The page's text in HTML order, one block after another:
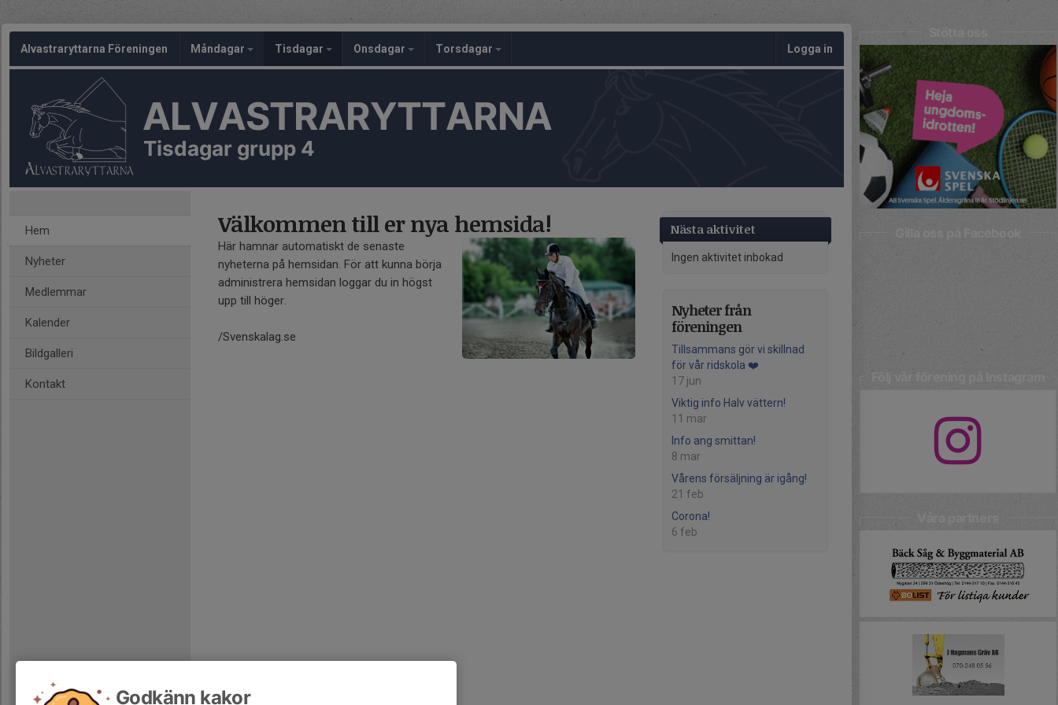
Alvastraryttarna Föreningen Måndagar Tisdagar Onsdagar Torsdagar Logga in
ALVASTRARYTTARNA
Tisdagar grupp 4
Hem
Nyheter
Medlemmar
Kalender
Bildgalleri
Kontakt
Nästa aktivitet
Ingen aktivitet inbokad
Nyheter från
föreningen
Tillsammans gör vi skillnad
för vår ridskola ❤️
17 jun
Viktig info Halv vättern!
11 mar
Info ang smittan!
8 mar
Vårens försäljning är igång!
21 feb
Corona!
6 feb
Välkommen till er nya hemsida!
Här hamnar automatiskt de senaste
nyheterna på hemsidan. För att kunna börja
administrera hemsidan loggar du in högst
upp till höger.
/Svenskalag.se
Godkänn kakor